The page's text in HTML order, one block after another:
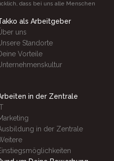
dass bei uns alle Menschen
als Arbeitgeber
uns
Standorte
Vorteile
in der Zentrale
in der Zentrale